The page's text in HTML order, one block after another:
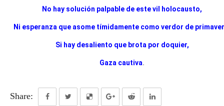
No hay solución palpable de este vil holocausto,
Ni esperanza que asome tímidamente como verdor de
Si hay desaliento que brota por doquier,
Gaza cautiva.
Share: